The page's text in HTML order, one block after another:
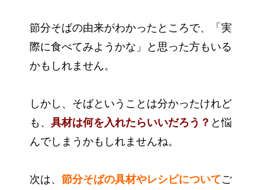
節分そばの由来がわかったところで、「実
際に食べてみようかな」と思った方もいる
かもしれません。
しかし、そばということは分かったけれど
も、 具材は何を入れたらいいだろう？ と悩
んでしまうかもしれませんね。
次は、 節分そばの具材やレシピについてご